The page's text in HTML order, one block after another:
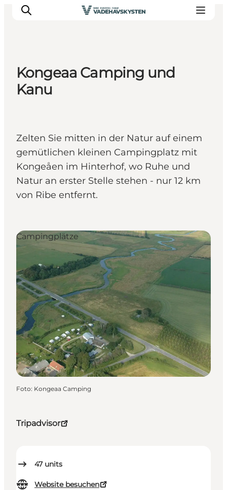
Ribe
Wattenmeer
Essen und Schlafen
Veranstaltungen
Kongeaa Camping und
Kanu
Zelten Sie mitten in der Natur auf einem
gemütlichen kleinen Campingplatz mit
Kongeåen im Hinterhof, wo Ruhe und
Natur an erster Stelle stehen - nur 12 km
von Ribe entfernt.
Tripadvisor
47 units
Website besuchen
Campingplätze
Foto: Kongeaa Camping